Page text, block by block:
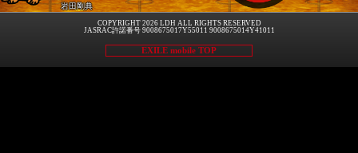
岩田剛典
COPYRIGHT 2026 LDH ALL RIGHTS RESERVED
JASRAC許諾番号 9008675017Y55011 9008675014Y41011
EXILE mobile TOP